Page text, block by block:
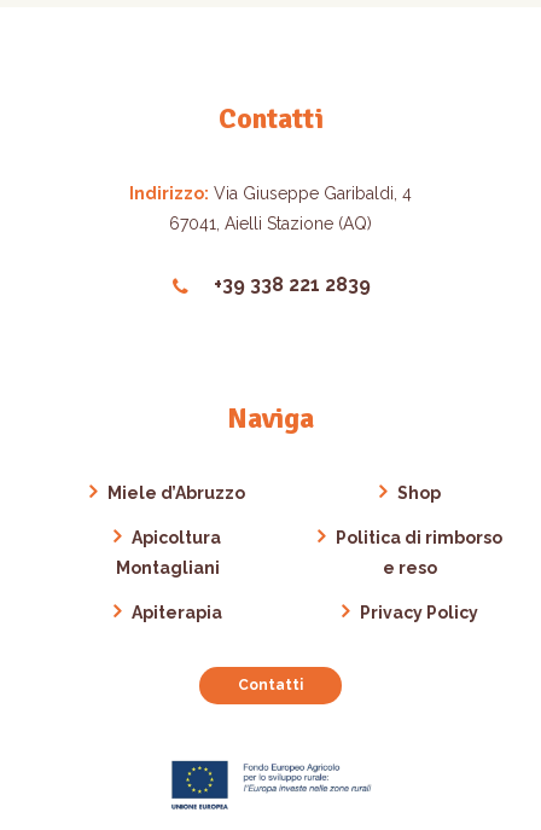
Contatti
Indirizzo: Via Giuseppe Garibaldi, 4
67041, Aielli Stazione (AQ)
+39 338 221 2839
Naviga
Miele d’Abruzzo
Apicoltura
Montagliani
Apiterapia
Shop
Politica di rimborso
e reso
Privacy Policy
Contatti